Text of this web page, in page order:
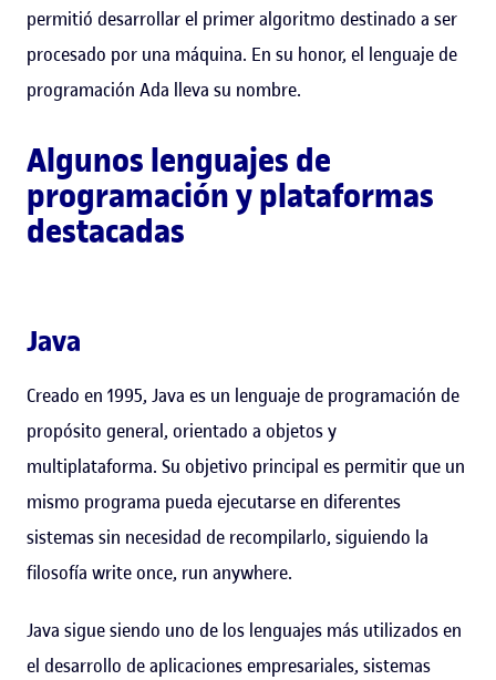
permitió desarrollar el primer algoritmo destinado a ser
procesado por una máquina. En su honor, el lenguaje de
programación Ada lleva su nombre.
Algunos lenguajes de
programación y plataformas
destacadas
Java
Creado en 1995, Java es un lenguaje de programación de
propósito general, orientado a objetos y
multiplataforma. Su objetivo principal es permitir que un
mismo programa pueda ejecutarse en diferentes
sistemas sin necesidad de recompilarlo, siguiendo la
filosofía write once, run anywhere.
Java sigue siendo uno de los lenguajes más utilizados en
el desarrollo de aplicaciones empresariales, sistemas